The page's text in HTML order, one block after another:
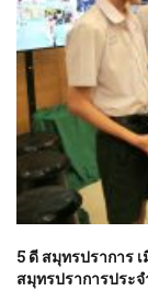
5 ดี สมุทรปราการ
สมุทรปราการประ